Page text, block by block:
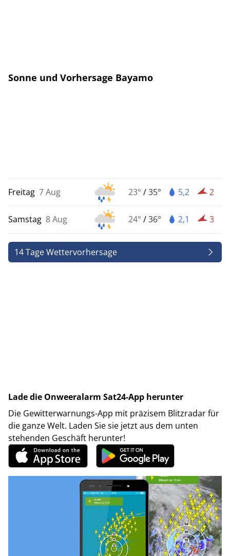
Sonne und Vorhersage Bayamo
Freitag 7 Aug 23° /35° 5,2 2
Samstag 8 Aug 24° /36° 2,1 3
14 Tage Wettervorhersage
Lade die Onweeralarm Sat24-App herunter
Die Gewitterwarnungs-App mit präzisem Blitzradar für
die ganze Welt. Laden Sie sie jetzt aus dem unten
stehenden Geschäft herunter!